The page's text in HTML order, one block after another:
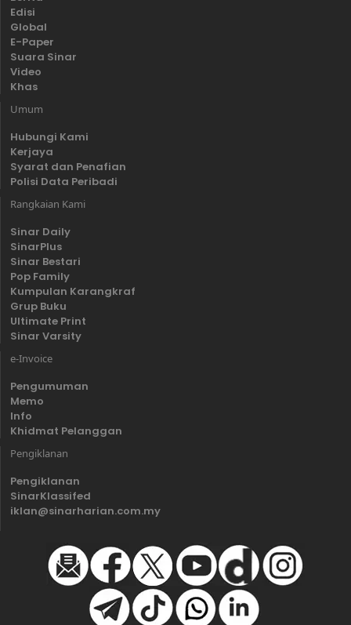
Edisi
Global
E-Paper
Suara Sinar
Video
Khas
Umum
Hubungi Kami
Kerjaya
Syarat dan Penafian
Polisi Data Peribadi
Rangkaian Kami
Sinar Daily
SinarPlus
Sinar Bestari
Pop Family
Kumpulan Karangkraf
Grup Buku
Ultimate Print
Sinar Varsity
e-Invoice
Pengumuman
Memo
Info
Khidmat Pelanggan
Pengiklanan
Pengiklanan
SinarKlassifed
iklan@sinarharian.com.my